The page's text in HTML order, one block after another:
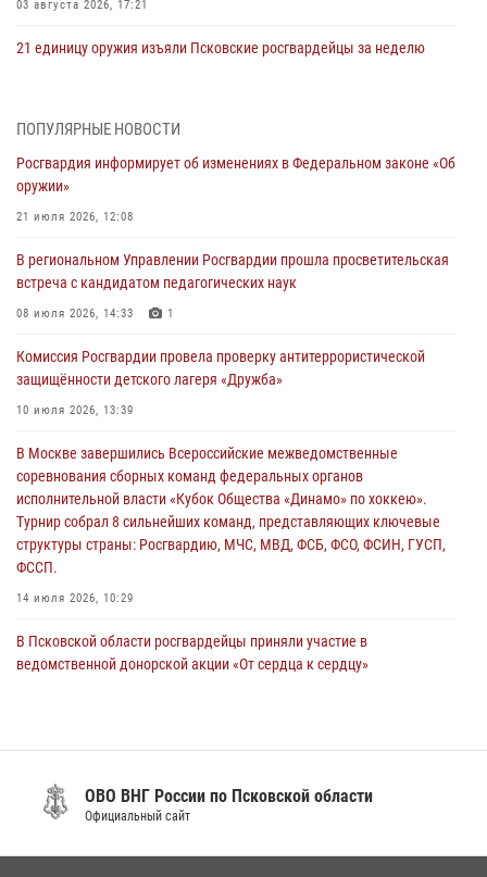
03 августа 2026, 17:21
21 единицу оружия изъяли Псковские росгвардейцы за неделю
Росгвардейцы принимают участие в обеспечении общественной
02 августа 2026, 13:28
За минувшие сутки Псковские росгвардейцы выезжали два раза на
31 июля 2026, 13:53
В Санкт-Петербурге прошел окружной этап ежегодного
сотрудников вневедомственной охраны Росгвардии, Псковские
Росгвардейцы одержали победу
30 июля 2026, 05:10
Псковская Росгвардия приглашает на службу в подразделениях
вневедомственной охраны
ПОПУЛЯРНЫЕ НОВОСТИ
Росгвардия информирует об изменениях в Федеральном законе «Об
оружии»
21 июля 2026, 12:08
В региональном Управлении Росгвардии прошла просветительская
встреча с кандидатом педагогических наук
08 июля 2026, 14:33 1
Комиссия Росгвардии провела проверку антитеррористической
защищённости детского лагеря «Дружба»
10 июля 2026, 13:39
В Москве завершились Всероссийские межведомственные
соревнования сборных команд федеральных органов
исполнительной власти «Кубок Общества «Динамо» по хоккею».
Турнир собрал 8 сильнейших команд, представляющих ключевые
структуры страны: Росгвардию, МЧС, МВД, ФСБ, ФСО, ФСИН, ГУСП,
ФССП.
14 июля 2026, 10:29
В Псковской области росгвардейцы приняли участие в
ведомственной донорской акции «От сердца к сердцу»
24 июля 2026, 13:59 1
рабочее совещание
ОВО ВНГ России по Псковской области
Официальный сайт